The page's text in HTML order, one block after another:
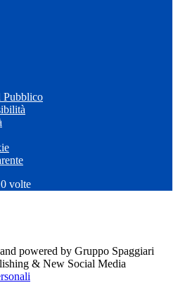
volte
powered by Gruppo Spaggiari
& New Social Media